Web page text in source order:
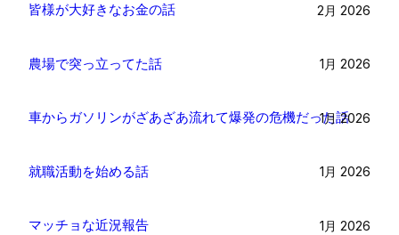
皆様が大好きなお金の話 2月 2026
農場で突っ立ってた話 1月 2026
車からガソリンがざあざあ流れて爆発の危機だった話
1月 2026
就職活動を始める話 1月 2026
マッチョな近況報告 1月 2026